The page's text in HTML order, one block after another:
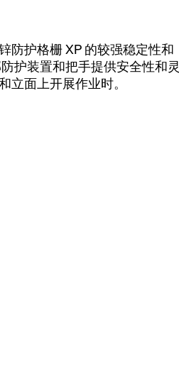
防护格栅 XP 的较强稳定性和
护装置和把手提供安全性和灵
立面上开展作业时。